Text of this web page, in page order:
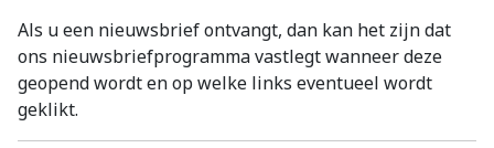
Als u een nieuwsbrief ontvangt, dan kan het zijn dat
ons nieuwsbriefprogramma vastlegt wanneer deze
geopend wordt en op welke links eventueel wordt
geklikt.